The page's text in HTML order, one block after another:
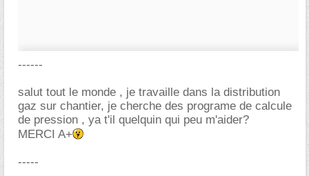
------
salut tout le monde , je travaille dans la distribution
gaz sur chantier, je cherche des programe de calcule
de pression , ya t'il quelquin qui peu m'aider?
MERCI A+
-----